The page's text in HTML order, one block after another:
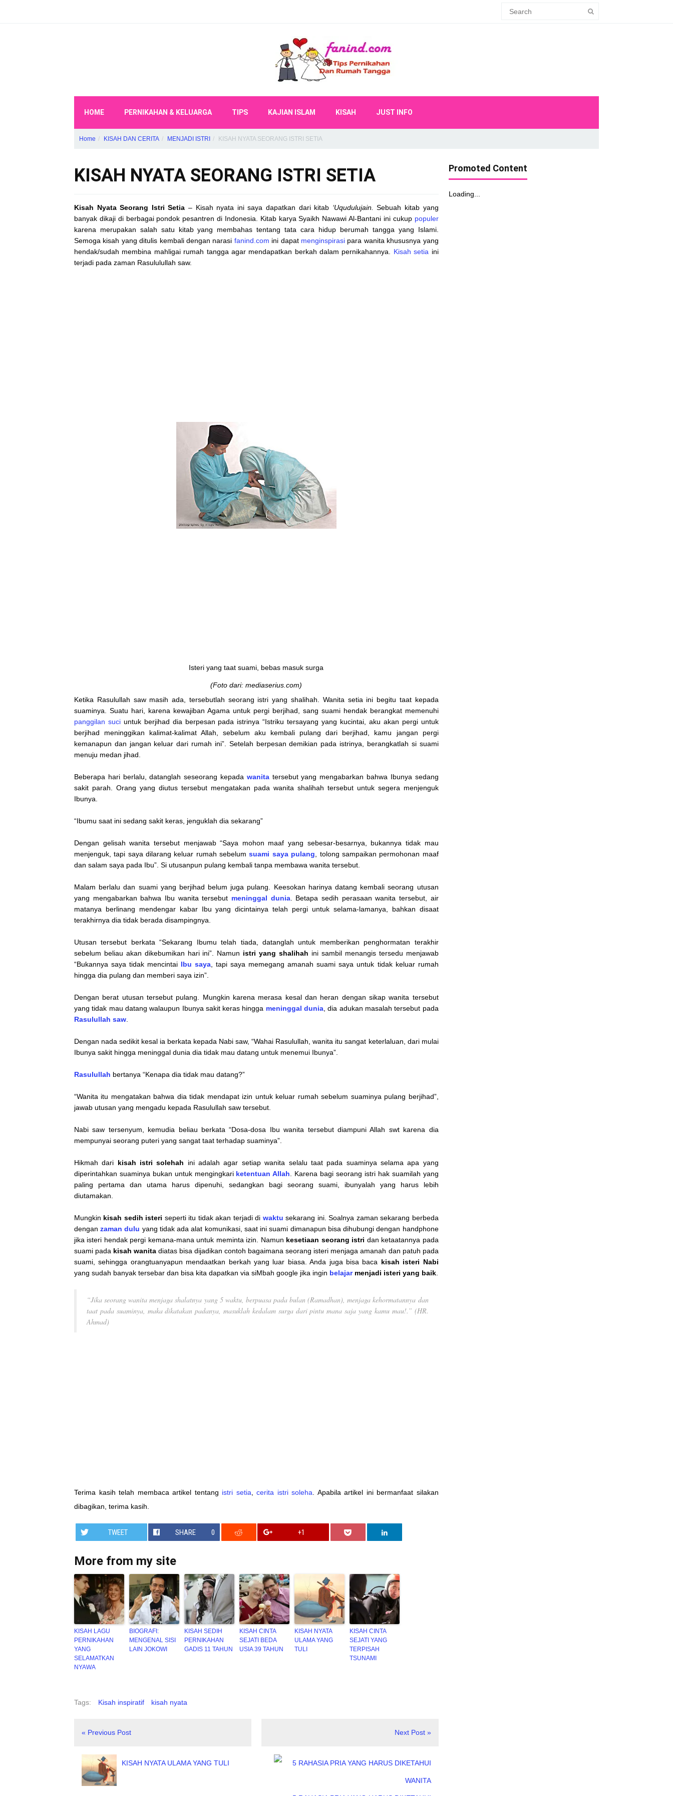
HOME PERNIKAHAN & KELUARGA TIPS KAJIAN ISLAM KISAH JUST INFO
Home KISAH DAN CERITA MENJADI ISTRI KISAH NYATA SEORANG ISTRI SETIA
KISAH NYATA SEORANG ISTRI SETIA
Kisah Nyata Seorang Istri Setia – Kisah nyata ini saya dapatkan dari kitab ‘Uqudulujain.Sebuah kitab yang
banyak dikaji di berbagai pondok pesantren di Indonesia. Kitab karya Syaikh Nawawi Al-Bantani ini cukup populer
karena merupakan salah satu kitab yang membahas tentang tata cara hidup berumah tangga yang Islami.
Semoga kisah yang ditulis kembali dengan narasi fanind.com ini dapat menginspirasi para wanita khususnya yang
hendak/sudah membina mahligai rumah tangga agar mendapatkan berkah dalam pernikahannya. Kisah setia ini
terjadi pada zaman Rasululullah saw.
Isteri yang taat suami, bebas masuk surga
(Foto dari: mediaserius.com)
Ketika Rasulullah saw masih ada, tersebutlah seorang istri yang shalihah. Wanita setia ini begitu taat kepada
suaminya. Suatu hari, karena kewajiban Agama untuk pergi berjihad, sang suami hendak berangkat memenuhi
panggilan suciuntuk berjihad dia berpesan pada istrinya “Istriku tersayang yang kucintai, aku akan pergi untuk
berjihad meninggikan kalimat-kalimat Allah, sebelum aku kembali pulang dari berjihad, kamu jangan pergi
kemanapun dan jangan keluar dari rumah ini”. Setelah berpesan demikian pada istrinya, berangkatlah si suami
menuju medan jihad.
Beberapa hari berlalu, datanglah seseorang kepada wanitatersebut yang mengabarkan bahwa Ibunya sedang
sakit parah. Orang yang diutus tersebut mengatakan pada wanita shalihah tersebut untuk segera menjenguk
Ibunya.
“Ibumu saat ini sedang sakit keras, jenguklah dia sekarang”
Dengan gelisah wanita tersebut menjawab “Saya mohon maaf yang sebesar-besarnya, bukannya tidak mau
menjenguk, tapi saya dilarang keluar rumah sebelumsuami saya pulang , tolong sampaikan permohonan maaf
dan salam saya pada Ibu”. Si utusanpun pulang kembali tanpa membawa wanita tersebut.
Malam berlalu dan suami yang berjihad belum juga pulang. Keesokan harinya datang kembali seorang utusan
yang mengabarkan bahwa Ibu wanita tersebut meninggal dunia. Betapa sedih perasaan wanita tersebut, air
matanya berlinang mendengar kabar Ibu yang dicintainya telah pergi untuk selama-lamanya, bahkan disaat
terakhirnya dia tidak berada disampingnya.
Utusan tersebut berkata “Sekarang Ibumu telah tiada, datanglah untuk memberikan penghormatan terakhir
sebelum beliau akan dikebumikan hari ini”. Namun istri yang shalihah ini sambil menangis tersedu menjawab
“Bukannya saya tidak mencintai Ibu saya , tapi saya memegang amanah suami saya untuk tidak keluar rumah
hingga dia pulang dan memberi saya izin”.
Dengan berat utusan tersebut pulang. Mungkin karena merasa kesal dan heran dengan sikap wanita tersebut
yang tidak mau datang walaupun Ibunya sakit keras hingga meninggal dunia , dia adukan masalah tersebut pada
Rasulullah saw
Dengan nada sedikit kesal ia berkata kepada Nabi saw, “Wahai Rasulullah, wanita itu sangat keterlaluan, dari mulai
Ibunya sakit hingga meninggal dunia dia tidak mau datang untuk menemui Ibunya”.
Rasulullah bertanya “Kenapa dia tidak mau datang?”
“Wanita itu mengatakan bahwa dia tidak mendapat izin untuk keluar rumah sebelum suaminya pulang berjihad”,
jawab utusan yang mengadu kepada Rasulullah saw tersebut.
Nabi saw tersenyum, kemudia beliau berkata “Dosa-dosa Ibu wanita tersebut diampuni Allah swt karena dia
mempunyai seorang puteri yang sangat taat terhadap suaminya”.
Hikmah dari kisah istri solehah ini adalah agar setiap wanita selalu taat pada suaminya selama apa yang
diperintahkan suaminya bukan untuk mengingkari ketentuan Allah . Karena bagi seorang istri hak suamilah yang
paling pertama dan utama harus dipenuhi, sedangkan bagi seorang suami, ibunyalah yang harus lebih
diutamakan.
Mungkin kisah sedih isteri seperti itu tidak akan terjadi di waktu sekarang ini. Soalnya zaman sekarang berbeda
denganzaman dulu yang tidak ada alat komunikasi, saat ini suami dimanapun bisa dihubungi dengan handphone
jika isteri hendak pergi kemana-mana untuk meminta izin. Namun kesetiaan seorang istri dan ketaatannya pada
suami pada kisah wanita diatas bisa dijadikan contoh bagaimana seorang isteri menjaga amanah dan patuh pada
suami, sehingga orangtuanyapun mendaatkan berkah yang luar biasa. Anda juga bisa baca kisah isteri Nabi
yang sudah banyak tersebar dan bisa kita dapatkan via siMbah google jika ingin belajarmenjadi isteri yang baik
“Jika seorang wanita menjaga shalatnya yang 5 waktu, berpuasa pada bulan (Ramadhan), menjaga kehormatannya dan
taat pada suaminya, maka dikatakan padanya, masuklah kedalam surga dari pintu mana saja yang kamu mau!.” (HR.
Ahmad)
Terima kasih telah membaca artikel tentang istri setia ,cerita istri soleha . Apabila artikel ini bermanfaat silakan
dibagikan, terima kasih.
TWEET SHARE 0 +1
More from my site
KISAH LAGU
PERNIKAHAN
YANG
SELAMATKAN
NYAWA
BIOGRAFI:
MENGENAL SISI
LAIN JOKOWI
KISAH SEDIH
PERNIKAHAN
GADIS 11 TAHUN
KISAH CINTA
SEJATI BEDA
USIA 39 TAHUN
KISAH NYATA
ULAMA YANG
TULI
KISAH CINTA
SEJATI YANG
TERPISAH
TSUNAMI
Tags: Kisah inspiratif kisah nyata
« Previous Post
KISAH NYATA ULAMA YANG TULI
Next Post »
Promoted Content
Loading...